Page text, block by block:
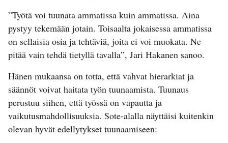
”Työtä voi tuunata ammatissa kuin ammatissa. Aina
pystyy tekemään jotain. Toisaalta jokaisessa ammatissa
on sellaisia osia ja tehtäviä, joita ei voi muokata. Ne
pitää vain tehdä tietyllä tavalla”, Jari Hakanen sanoo.
Hänen mukaansa on totta, että vahvat hierarkiat ja
säännöt voivat haitata työn tuunaamista. Tuunaus
perustuu siihen, että työssä on vapautta ja
vaikutusmahdollisuuksia. Sote-alalla näyttäisi kuitenkin
olevan hyvät edellytykset tuunaamiseen: